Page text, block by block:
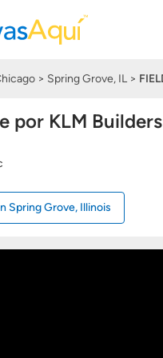
Spring Grove, IL
por KLM
Spring Grove, Illinois